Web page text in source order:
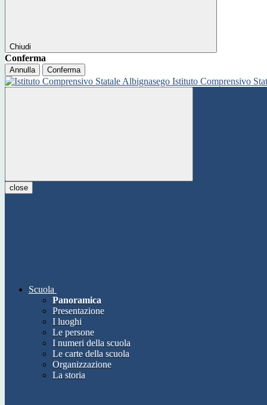
Chiudi
Conferma
Annulla Conferma
Istituto Comprensivo
close
Scuola
Panoramica
Presentazione
I luoghi
Le persone
I numeri della scuola
Le carte della scuola
Organizzazione
La storia